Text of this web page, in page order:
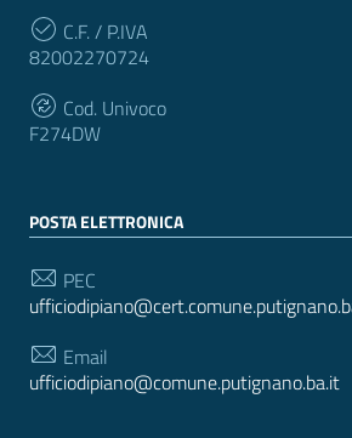
C.F. / P.IVA
82002270724
Cod. Univoco
F274DW
POSTA ELETTRONICA
PEC
Email
ufficiodipiano@comune.putignano.ba.it